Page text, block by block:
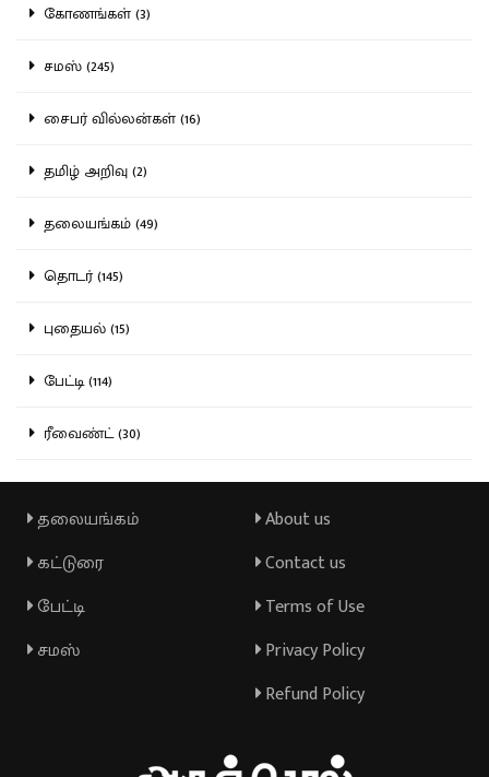
கோணங்கள் (3)
சமஸ் (245)
சைபர் வில்லன்கள் (16)
தமிழ் அறிவு (2)
தலையங்கம் (49)
தொடர் (145)
புதையல் (15)
பேட்டி (114)
ரீவைண்ட் (30)
தலையங்கம்
கட்டுரை
பேட்டி
சமஸ்
About us
Contact us
Terms of Use
Privacy Policy
Refund Policy